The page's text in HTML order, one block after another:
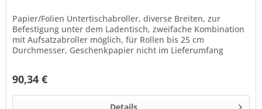
Papier/Folien Untertischabroller, diverse Breiten, zur
Befestigung unter dem Ladentisch, zweifache Kombination
mit Aufsatzabroller möglich, für Rollen bis 25 cm
Durchmesser, Geschenkpapier nicht im Lieferumfang
90,34 €